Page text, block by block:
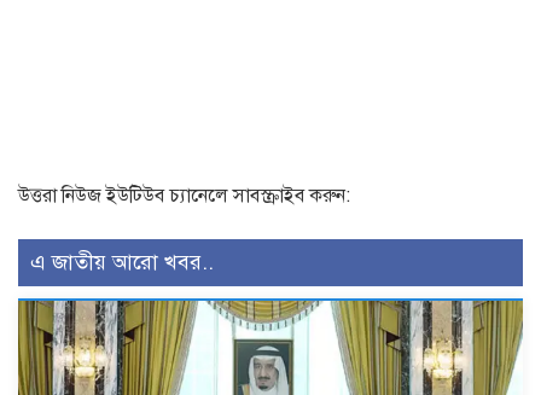
উত্তরা নিউজ ইউটিউব চ্যানেলে সাবস্ক্রাইব করুন:
এ জাতীয় আরো খবর..